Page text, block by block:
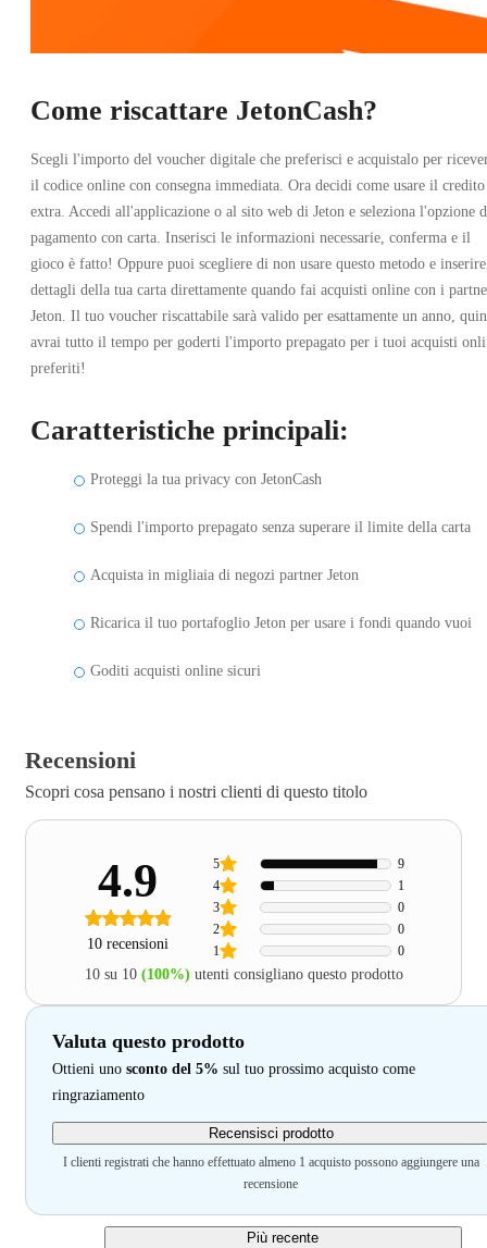
Come riscattare JetonCash?
Scegli l'importo del voucher digitale che preferisci e acquistalo per
il codice online con consegna immediata. Ora decidi come usare il credito
extra. Accedi all'applicazione o al sito web di Jeton e seleziona l'opzione
pagamento con carta. Inserisci le informazioni necessarie, conferma e il
gioco è fatto! Oppure puoi scegliere di non usare questo metodo e
dettagli della tua carta direttamente quando fai acquisti online con i
Jeton. Il tuo voucher riscattabile sarà valido per esattamente un anno,
avrai tutto il tempo per goderti l'importo prepagato per i tuoi acquisti
preferiti!
Caratteristiche principali:
Proteggi la tua privacy con JetonCash
Spendi l'importo prepagato senza superare il limite della carta
Acquista in migliaia di negozi partner Jeton
Ricarica il tuo portafoglio Jeton per usare i fondi quando vuoi
Goditi acquisti online sicuri
Recensioni
Scopri cosa pensano i nostri clienti di questo titolo
4.9
10 recensioni 1 0
2 0
3 0
4 1
5 9
10 su 10 (100%) utenti consigliano questo prodotto
Valuta questo prodotto
Ottieni uno sconto del 5% sul tuo prossimo acquisto come
ringraziamento
Recensisci prodotto
I clienti registrati che hanno effettuato almeno 1 acquisto possono aggiungere una
recensione
Più recente